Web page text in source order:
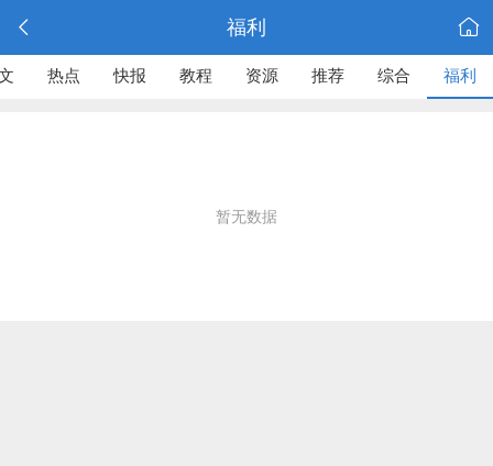
福利
热点 快报 教程 资源 推荐 综合 福利
暂无数据